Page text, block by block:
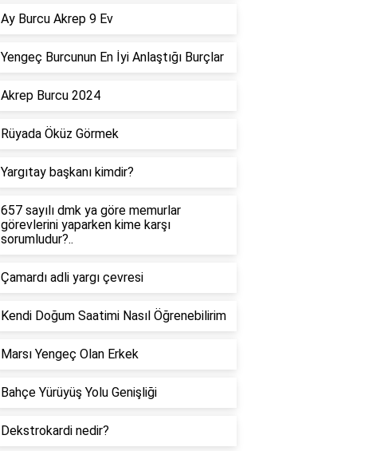
Ay Burcu Akrep 9 Ev
Yengeç Burcunun En İyi Anlaştığı Burçlar
Akrep Burcu 2024
Rüyada Öküz Görmek
Yargıtay başkanı kimdir?
657 sayılı dmk ya göre memurlar
görevlerini yaparken kime karşı
sorumludur?..
Çamardı adli yargı çevresi
Kendi Doğum Saatimi Nasıl Öğrenebilirim
Marsı Yengeç Olan Erkek
Bahçe Yürüyüş Yolu Genişliği
Dekstrokardi nedir?